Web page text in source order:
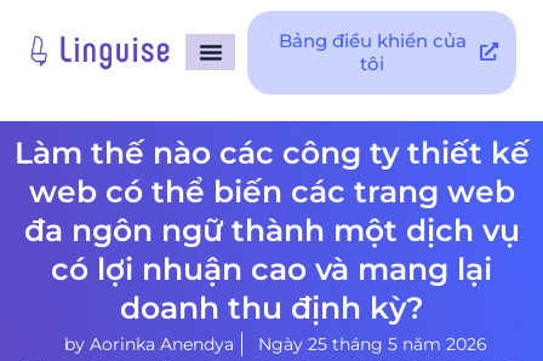
Bảng điều khiển của
tôi
Làm thế nào các công ty thiết kế
web có thể biến các trang web
đa ngôn ngữ thành một dịch vụ
có lợi nhuận cao và mang lại
doanh thu định kỳ?
by Aorinka Anendya
Ngày 25 tháng 5 năm 2026